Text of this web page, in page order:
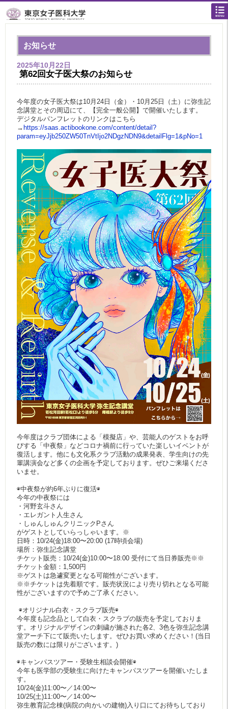
お知らせ
2025年10月22日
第62回女子医大祭のお知らせ
今年度の女子医大祭は10月24日（金）・10月25日（土）に弥生記
念講堂とその周辺にて、【完全一般公開】で開催いたします。
デジタルパンフレットのリンクはこちら
→ https://saas.actibookone.com/content/detail?
param=eyJjb250ZW50TnVtIjo2NDgzNDN9&detailFlg=1&pNo=1
今年度はクラブ団体による「模擬店」や、芸能人のゲストをお呼
びする「中夜祭」などコロナ禍前に行っていた楽しいイベントが
復活します。他にも文化系クラブ活動の成果発表、学生向けの先
輩講演会など多くの企画を予定しております。ぜひご来場くださ
いませ。
◉中夜祭が約6年ぶりに復活◉
今年の中夜祭には
・河野玄斗さん
・エレガント人生さん
・しゅんしゅんクリニックPさん
がゲストとしていらっしゃいます。※
日時：10/24(金)18:00〜20:00 (17時頃会場)
場所：弥生記念講堂
チケット販売：10/24(金)10:00〜18:00 受付にて当日券販売※※
チケット金額：1,500円
※ゲストは急遽変更となる可能性がございます。
※※チケットは先着順です。販売状況により売り切れとなる可能
性がございますので予めご了承ください。
◉オリジナル白衣・スクラブ販売◉
今年度も記念品として白衣・スクラブの販売を予定しておりま
す。オリジナルデザインの刺繍が施された各2、3色を弥生記念講
堂アーチ下にて販売いたします。ぜひお買い求めください！(当日
販売の数には限りがございます。)
◉キャンパスツアー・受験生相談会開催◉
今年も医学部の受験生に向けたキャンパスツアーを開催いたしま
す。
10/24(金)11:00〜／14:00〜
10/25(土)11:00〜／14:00〜
弥生教育記念棟(病院の向かいの建物)入り口にてお待ちしており